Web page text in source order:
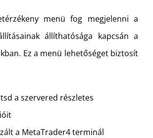
menü fog megjelenni a
állíthatósága kapcsán a
Ez a menü lehetőséget biztosít
a szervered részletes
a MetaTrader4 terminál